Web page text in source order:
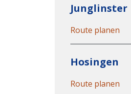
Junglinster
Route planen
Hosingen
Route planen